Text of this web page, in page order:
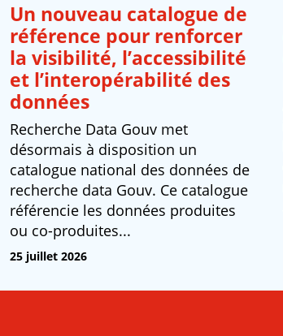
Un nouveau catalogue de
référence pour renforcer
la visibilité, l’accessibilité
et l’interopérabilité des
données
Recherche Data Gouv met
désormais à disposition un
catalogue national des données de
recherche data Gouv. Ce catalogue
référencie les données produites
ou co-produites...
25 juillet 2026